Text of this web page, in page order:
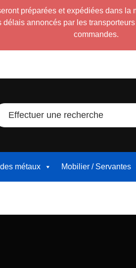
préparées et expédiées dans la
délais annoncés par les
commandes.
Effectuer une recherche
métaux Mobilier / Servantes